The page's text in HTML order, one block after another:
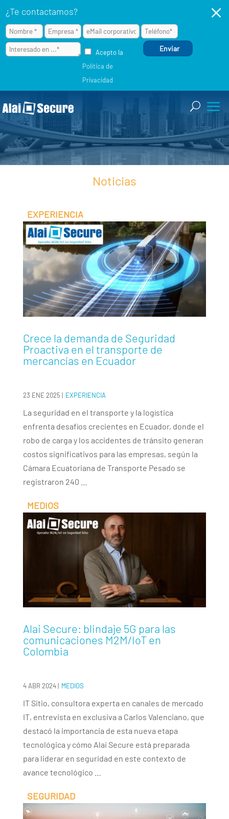
¿Te contactamos?
Acepto la
Política de
Privacidad
M
Noticias
Crece la demanda de Seguridad
Proactiva en el transporte de
mercancías en Ecuador
23 ENE 2025 | EXPERIENCIA
La seguridad en el transporte y la logística
enfrenta desafíos crecientes en Ecuador, donde el
robo de carga y los accidentes de tránsito generan
costos significativos para las empresas, según la
Cámara Ecuatoriana de Transporte Pesado se
registraron 240 …
Alai Secure: blindaje 5G para las
comunicaciones M2M/IoT en
Colombia
4 ABR 2024| MEDIOS
IT Sitio, consultora experta en canales de mercado
IT, entrevista en exclusiva a Carlos Valenciano, que
destacó la importancia de esta nueva etapa
tecnológica y cómo Alai Secure está preparada
para liderar en seguridad en este contexto de
avance tecnológico …